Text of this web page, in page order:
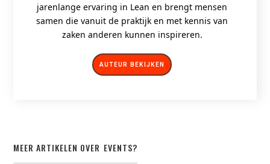
jarenlange ervaring in Lean en brengt mensen
samen die vanuit de praktijk en met kennis van
zaken anderen kunnen inspireren.
AUTEUR BEKIJKEN
MEER ARTIKELEN OVER EVENTS?